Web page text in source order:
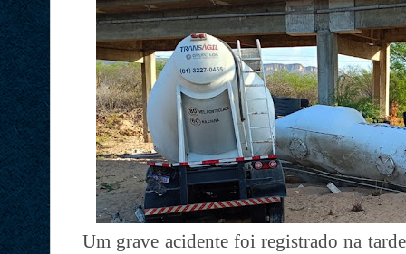
Um grave acidente foi registrado na